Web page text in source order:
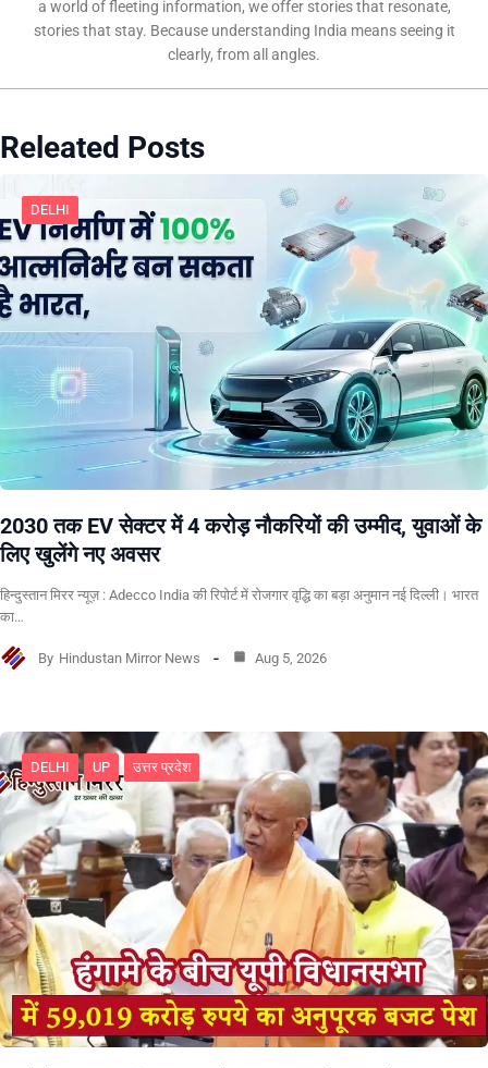
a world of fleeting information, we offer stories that resonate,
stories that stay. Because understanding India means seeing it
clearly, from all angles.
Releated Posts
DELHI
2030 तक EV सेक्टर में 4 करोड़ नौकरियों की उम्मीद, युवाओं के
लिए खुलेंगे नए अवसर
हिन्दुस्तान मिरर न्यूज़ : Adecco India की रिपोर्ट में रोजगार वृद्धि का बड़ा अनुमान नई दिल्ली। भारत
का…
By Hindustan Mirror News Aug 5, 2026
DELHI UP उत्तर प्रदेश